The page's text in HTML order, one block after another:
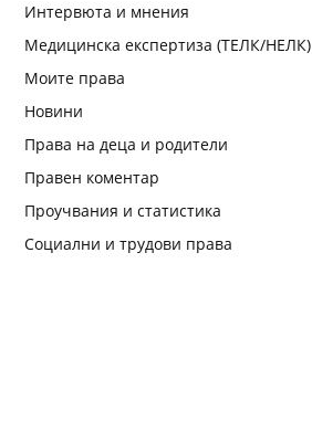
Интервюта и мнения
Медицинска експертиза (ТЕЛК/НЕЛК)
Моите права
Новини
Права на деца и родители
Правен коментар
Проучвания и статистика
Социални и трудови права